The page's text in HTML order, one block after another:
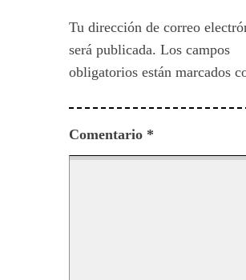
Tu dirección de correo
será publicada. Los campos
obligatorios están marcados
Comentario *